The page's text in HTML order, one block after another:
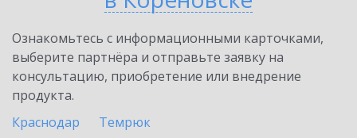
Ознакомьтесь с информационными карточками,
выберите партнёра и отправьте заявку на
консультацию, приобретение или внедрение
продукта.
Краснодар
Темрюк